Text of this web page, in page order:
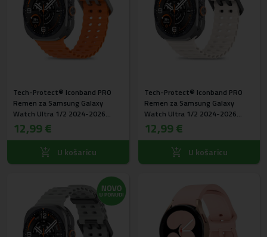
Tech-Protect® Iconband PRO
Remen za Samsung Galaxy
Watch Ultra 1/2 2024-2026
(47mm) Narančasti
12,99 €
U košaricu
Tech-Protect® Iconband PRO
Remen za Samsung Galaxy
Watch Ultra 1/2 2024-2026
(47mm) Starlight
12,99 €
U košaricu